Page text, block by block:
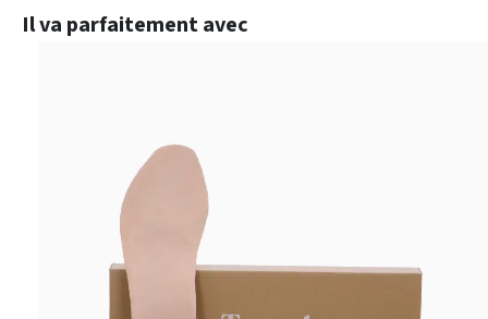
Ignorer la galerie de produits
Il va parfaitement avec